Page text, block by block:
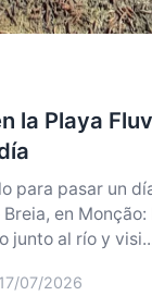
la Playa
para pasar un
en Monção:
junto al río y
17/07/2026